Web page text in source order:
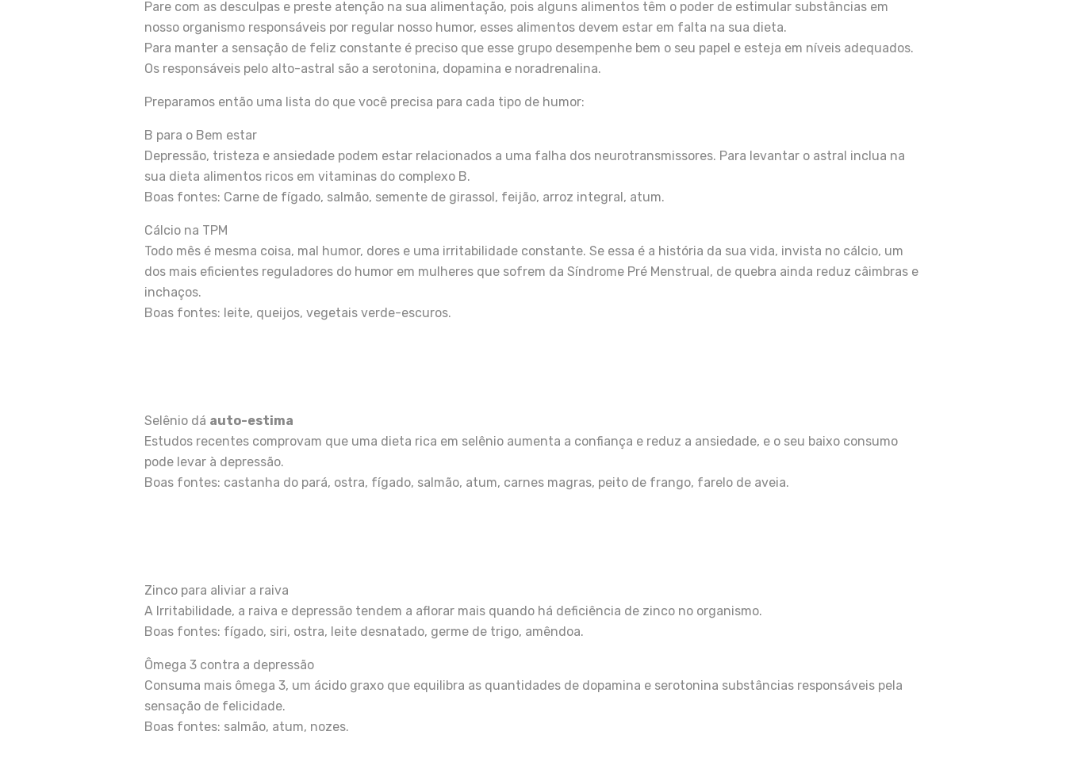
Pare com as desculpas e preste atenção na sua alimentação, pois alguns alimentos têm o poder de estimular substâncias em
nosso organismo responsáveis por regular nosso humor, esses alimentos devem estar em falta na sua dieta.
Para manter a sensação de feliz constante é preciso que esse grupo desempenhe bem o seu papel e esteja em níveis adequados.
Os responsáveis pelo alto-astral são a serotonina, dopamina e noradrenalina.
Preparamos então uma lista do que você precisa para cada tipo de humor:
B para o Bem estar
Depressão, tristeza e ansiedade podem estar relacionados a uma falha dos neurotransmissores. Para levantar o astral inclua na
sua dieta alimentos ricos em vitaminas do complexo B.
Boas fontes: Carne de fígado, salmão, semente de girassol, feijão, arroz integral, atum.
Cálcio na TPM
Todo mês é mesma coisa, mal humor, dores e uma irritabilidade constante. Se essa é a história da sua vida, invista no cálcio, um
dos mais eficientes reguladores do humor em mulheres que sofrem da Síndrome Pré Menstrual, de quebra ainda reduz câimbras e
inchaços.
Boas fontes: leite, queijos, vegetais verde-escuros.
Selênio dá auto-estima
Estudos recentes comprovam que uma dieta rica em selênio aumenta a confiança e reduz a ansiedade, e o seu baixo consumo
pode levar à depressão.
Boas fontes: castanha do pará, ostra, fígado, salmão, atum, carnes magras, peito de frango, farelo de aveia.
Zinco para aliviar a raiva
A Irritabilidade, a raiva e depressão tendem a aflorar mais quando há deficiência de zinco no organismo.
Boas fontes: fígado, siri, ostra, leite desnatado, germe de trigo, amêndoa.
Ômega 3 contra a depressão
Consuma mais ômega 3, um ácido graxo que equilibra as quantidades de dopamina e serotonina substâncias responsáveis pela
sensação de felicidade.
Boas fontes: salmão, atum, nozes.